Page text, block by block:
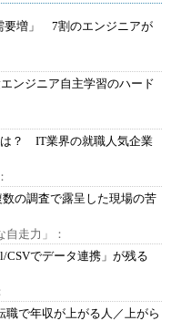
要増」 7割のエンジニアが
ンジニア自主学習のハード
？ IT業界の就職人気企業
の調査で露呈した現場の苦
走力」：
CSVでデータ連携」が残る
職で年収が上がる人／上がら